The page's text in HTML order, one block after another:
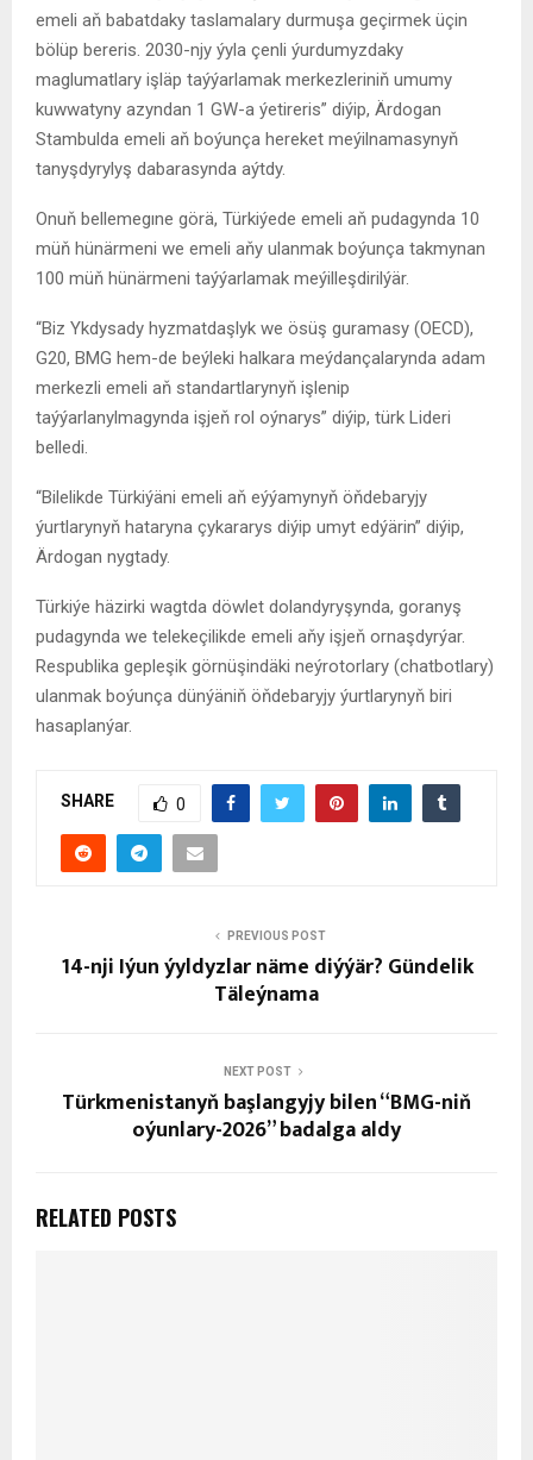
emeli aň babatdaky taslamalary durmuşa geçirmek üçin
bölüp bereris. 2030-njy ýyla çenli ýurdumyzdaky
maglumatlary işläp taýýarlamak merkezleriniň umumy
kuwwatyny azyndan 1 GW-a ýetireris” diýip, Ärdogan
Stambulda emeli aň boýunça hereket meýilnamasynyň
tanyşdyrylyş dabarasynda aýtdy.
Onuň bellemegıne görä, Türkiýede emeli aň pudagynda 10
müň hünärmeni we emeli aňy ulanmak boýunça takmynan
100 müň hünärmeni taýýarlamak meýilleşdirilýär.
“Biz Ykdysady hyzmatdaşlyk we ösüş guramasy (OECD),
G20, BMG hem-de beýleki halkara meýdançalarynda adam
merkezli emeli aň standartlarynyň işlenip
taýýarlanylmagynda işjeň rol oýnarys” diýip, türk Lideri
belledi.
“Bilelikde Türkiýäni emeli aň eýýamynyň öňdebaryjy
ýurtlarynyň hataryna çykararys diýip umyt edýärin” diýip,
Ärdogan nygtady.
Türkiýe häzirki wagtda döwlet dolandyryşynda, goranyş
pudagynda we telekeçilikde emeli aňy işjeň ornaşdyrýar.
Respublika gepleşik görnüşindäki neýrotorlary (chatbotlary)
ulanmak boýunça dünýäniň öňdebaryjy ýurtlarynyň biri
hasaplanýar.
SHARE 0
PREVIOUS POST
14-nji Iýun ýyldyzlar näme diýýär? Gündelik
Täleýnama
NEXT POST
Türkmenistanyň başlangyjy bilen “BMG-niň
oýunlary-2026” badalga aldy
RELATED POSTS